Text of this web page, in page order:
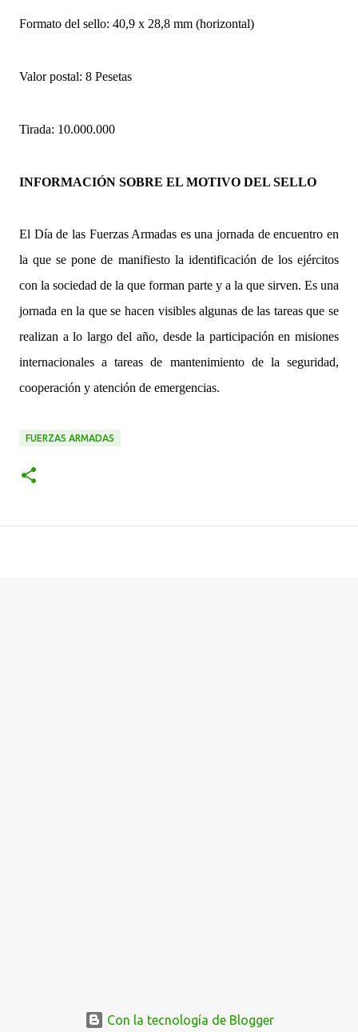
Formato del sello: 40,9 x 28,8 mm (horizontal)
Valor postal: 8 Pesetas
Tirada: 10.000.000
INFORMACIÓN SOBRE EL MOTIVO DEL SELLO
El Día de las Fuerzas Armadas es una jornada de encuentro en
la que se pone de manifiesto la identificación de los ejércitos
con la sociedad de la que forman parte y a la que sirven. Es una
jornada en la que se hacen visibles algunas de las tareas que se
realizan a lo largo del año, desde la participación en misiones
internacionales a tareas de mantenimiento de la seguridad,
cooperación y atención de emergencias.
FUERZAS ARMADAS
Con la tecnología de Blogger